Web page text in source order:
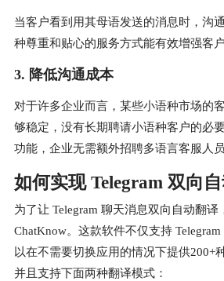
当客户看到用其母语发送的消息时，沟
种尊重和贴心的服务方式能有效增强客
3. 降低沟通成本
对于许多企业而言，某些小语种市场的
够稳定，没有长期聘请小语种客户的必
功能，企业无需额外招聘多语言客服人
如何实现 Telegram 双向
为了让 Telegram 聊天消息双向自动翻译
ChatKnow。这款软件不仅支持
以在不需要切换应用的情况下提供200+
并且支持下面两种翻译模式：